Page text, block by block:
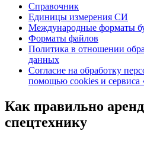
Справочник
Единицы измерения СИ
Международные форматы
Форматы файлов
Политика в отношении
данных
Согласие на обработку
помощью cookies и сервиса
Как правильно
спецтехнику